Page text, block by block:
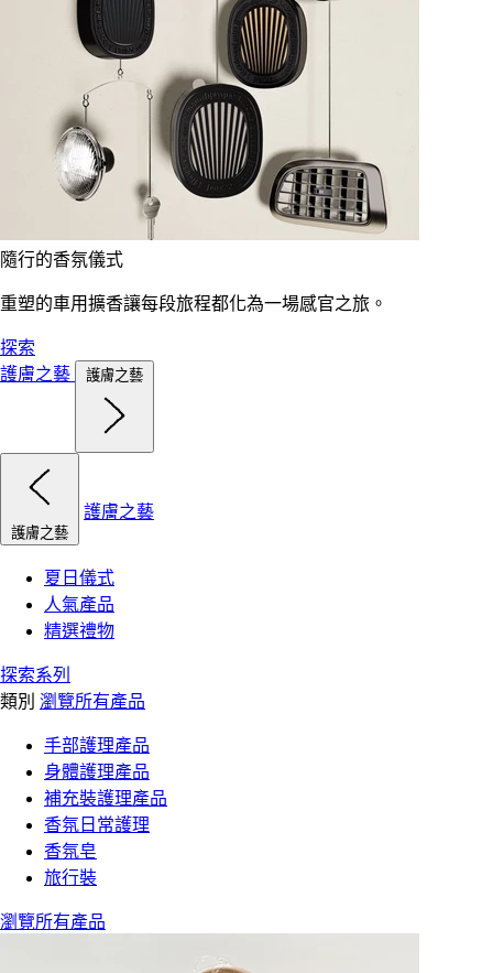
隨行的香氛儀式
重塑的車用擴香讓每段旅程都化為一場感官之旅。
探索
護膚之藝
護膚之藝
護膚之藝
護膚之藝
夏日儀式
人氣產品
精選禮物
探索系列
類別 瀏覽所有產品
手部護理產品
身體護理產品
補充裝護理產品
香氛日常護理
香氛皂
旅行裝
瀏覽所有產品